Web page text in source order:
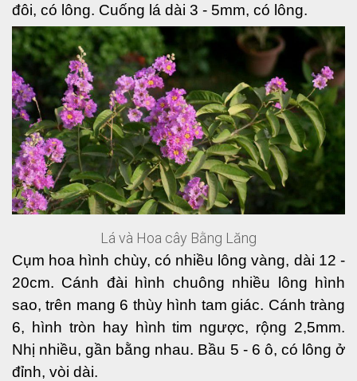
đôi, có lông. Cuống lá dài 3 - 5mm, có lông.
Lá và Hoa cây Bằng Lăng
Cụm hoa hình chùy, có nhiều lông vàng, dài 12 -
20cm. Cánh đài hình chuông nhiều lông hình
sao, trên mang 6 thùy hình tam giác. Cánh tràng
6, hình tròn hay hình tim ngược, rộng 2,5mm.
Nhị nhiều, gần bằng nhau. Bầu 5 - 6 ô, có lông ở
đỉnh, vòi dài.